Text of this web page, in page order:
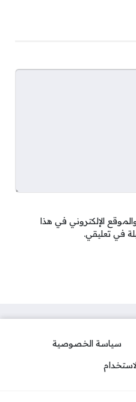
الإلكتروني في هذا
في تعليقي.
سياسة الخصوصية